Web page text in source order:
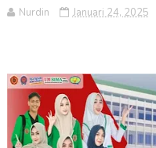
Nurdin Januari 24, 2025